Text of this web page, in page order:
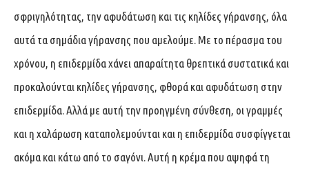
σφριγηλότητας, την αφυδάτωση και τις κηλίδες γήρανσης, όλα
αυτά τα σημάδια γήρανσης που αμελούμε. Με το πέρασμα του
χρόνου, η επιδερμίδα χάνει απαραίτητα θρεπτικά συστατικά και
προκαλούνται κηλίδες γήρανσης, φθορά και αφυδάτωση στην
επιδερμίδα. Αλλά με αυτή την προηγμένη σύνθεση, οι γραμμές
και η χαλάρωση καταπολεμούνται και η επιδερμίδα συσφίγγεται
ακόμα και κάτω από το σαγόνι. Αυτή η κρέμα που αψηφά τη